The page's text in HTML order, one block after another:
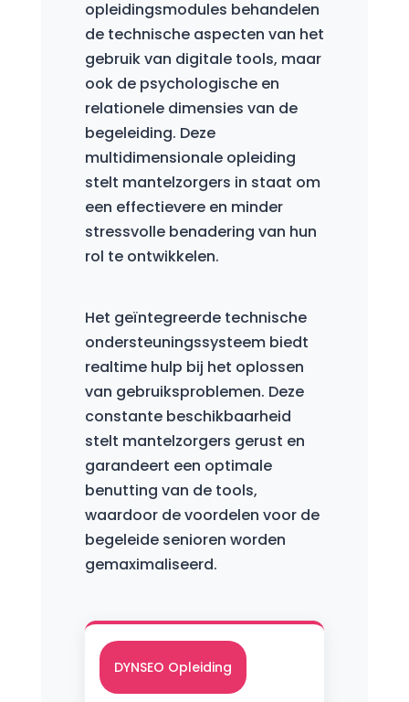
opleidingsmodules behandelen
de technische aspecten van het
gebruik van digitale tools, maar
ook de psychologische en
relationele dimensies van de
begeleiding. Deze
multidimensionale opleiding
stelt mantelzorgers in staat om
een effectievere en minder
stressvolle benadering van hun
rol te ontwikkelen.
Het geïntegreerde technische
ondersteuningssysteem biedt
realtime hulp bij het oplossen
van gebruiksproblemen. Deze
constante beschikbaarheid
stelt mantelzorgers gerust en
garandeert een optimale
benutting van de tools,
waardoor de voordelen voor de
begeleide senioren worden
gemaximaliseerd.
DYNSEO Opleiding